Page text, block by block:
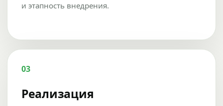
и этапность внедрения.
03
Реализация